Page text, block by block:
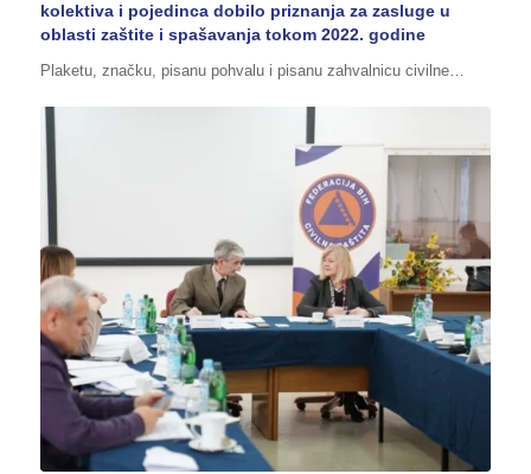
kolektiva i pojedinca dobilo priznanja za zasluge u
oblasti zaštite i spašavanja tokom 2022. godine
Plaketu, značku, pisanu pohvalu i pisanu zahvalnicu civilne…